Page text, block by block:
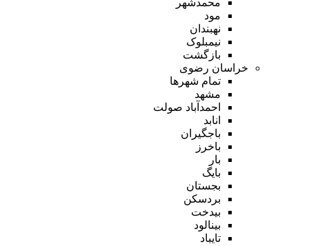
مود
نهبندان
نیمبلوک
بازگشت
خراسان رضوی
تمام شهر‌ها
مشهد
احمدآباد صولت
انابد
باجگیران
باخرز
بار
بایگ
بجستان
بردسکن
بیدخت
بینالود
تایباد